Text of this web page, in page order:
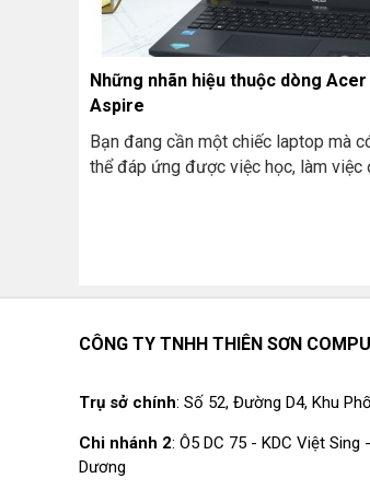
Những nhãn hiệu thuộc dòng Acer
Aspire
Bạn đang cần một chiếc laptop mà
thể đáp ứng được việc học, làm việc
sử dụng. Bởi thiết kế thời trang của
chăng. Nhưng trước khi quyết định
COMPUTER điểm qua những nhãn
thuộc dòng Acer Aspire nhé.
CÔNG TY TNHH THIÊN SƠN
Trụ sở chính: Số 52, Đường D4, Khu
Chi nhánh 2: Ô5 DC 75 - KDC Việt Sing
Dương